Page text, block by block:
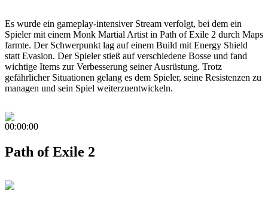
Es wurde ein gameplay-intensiver Stream verfolgt, bei dem ein
Spieler mit einem Monk Martial Artist in Path of Exile 2 durch Maps
farmte. Der Schwerpunkt lag auf einem Build mit Energy Shield
statt Evasion. Der Spieler stieß auf verschiedene Bosse und fand
wichtige Items zur Verbesserung seiner Ausrüstung. Trotz
gefährlicher Situationen gelang es dem Spieler, seine Resistenzen zu
managen und sein Spiel weiterzuentwickeln.
00:00:00
Path of Exile 2